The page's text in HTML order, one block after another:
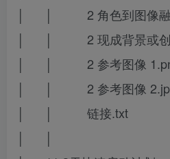
│ │ 2 角色到图像融
│ │ 2 现成背景或创
│ │ 2 参考图像
│ │ 2 参考图像
│ │ 链接.txt
│ │